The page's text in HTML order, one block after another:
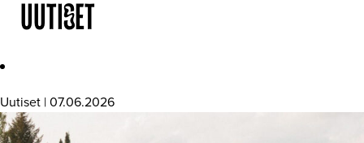
UUTISET
Uutiset | 07.06.2026